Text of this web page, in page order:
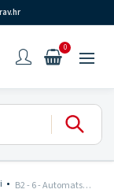
0
B2 - 6 - Automatski numerator